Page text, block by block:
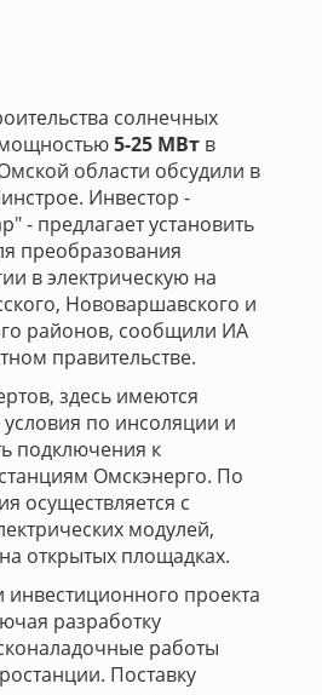
солнечных
5-25 МВт в
области обсудили в
Инвестор -
- предлагает установить
преобразования
в электрическую на
Нововаршавского и
районов, сообщили ИА
правительстве.
здесь имеются
условия по инсоляции и
подключения к
Омскэнерго. По
осуществляется с
модулей,
открытых площадках.
инвестиционного проекта
разработку
работы
Поставку